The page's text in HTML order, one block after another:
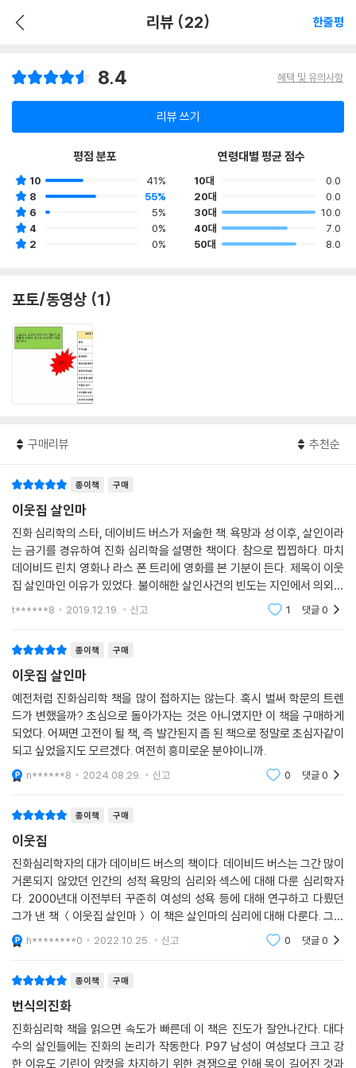
리뷰 (22) 한줄평
8.4 혜택 및 유의사항
리뷰 쓰기
평점 분포
10
41%
8
55%
6
5%
4
0%
2
0%
연령대별 평균 점수
10대
0.0
20대
0.0
30대
10.0
40대
7.0
50대
8.0
포토/동영상 (1)
구매리뷰 추천순
종이책 구매
이웃집 살인마
진화 심리학의 스타, 데이비드 버스가 저술한 책. 욕망과 성 이후, 살인이라
는 금기를 경유하여 진화 심리학을 설명한 책이다. 참으로 찝찝하다. 마치
데이비드 린치 영화나 라스 폰 트리에 영화를 본 기분이 든다. 제목이 이웃
집 살인마인 이유가 있었다. 불이해한 살인사건의 빈도는 지인에서 의외로
높게 나타난다고 한다. 또한 성별의 문제도 있다. 그동안 일부러 외면하거
t******8 2019.12.19. 신고 1 댓글0
종이책 구매
이웃집 살인마
예전처럼 진화심리학 책을 많이 접하지는 않는다. 혹시 벌써 학문의 트렌
드가 변했을까? 초심으로 돌아가자는 것은 아니였지만 이 책을 구매하게
되었다. 어쩌면 고전이 될 책, 즉 발간된지 좀 된 책으로 정말로 초심자같이
되고 싶었을지도 모르겠다. 여전히 흥미로운 분야이니까.
n******8 2024.08.29. 신고 0 댓글0
종이책 구매
이웃집
진화심리학자의 대가 데이비드 버스의 책이다. 데이비드 버스는 그간 많이
거론되지 않았던 인간의 성적 욕망의 심리와 섹스에 대해 다룬 심리학자
다. 2000년대 이전부터 꾸준히 여성의 성욕 등에 대해 연구하고 다뤘던
그가 낸 책 ＜이웃집 살인마＞ 이 책은 살인마의 심리에 대해 다룬다. 그리
고 삐뚫어진 욕망, 살인 욕망에 대해 풀어낸다. 대다수의 피해자는 여성이
고, 거의 모든
h********0 2022.10.25. 신고 0 댓글0
종이책 구매
번식의진화
진화심리학 책을 읽으면 속도가 빠른데 이 책은 진도가 잘안나간다. 대다
수의 살인들에는 진화의 논리가 작동한다. P97 남성이 여성보다 크고 강
한 이유도 기린이 암컷을 차지하기 위한 경쟁으로 인해 목이 길어진 것과